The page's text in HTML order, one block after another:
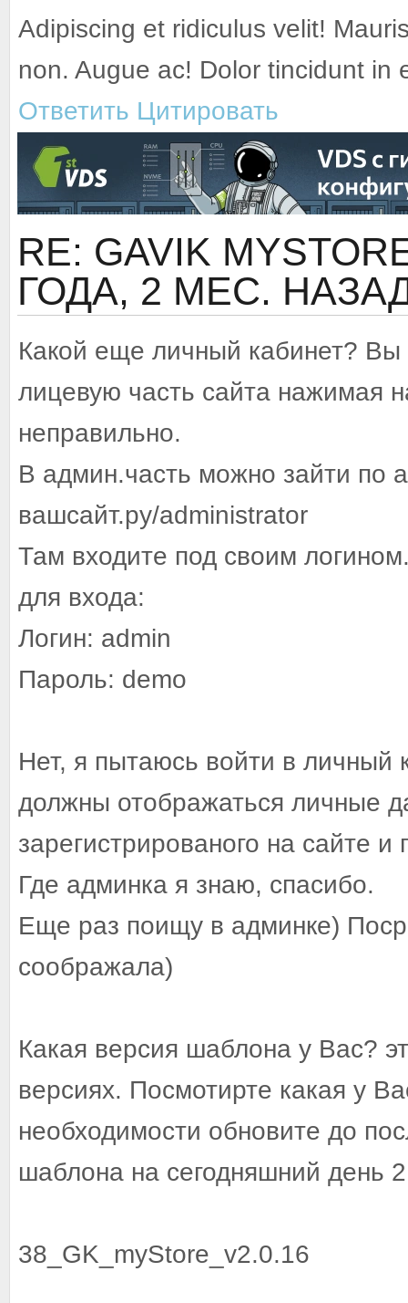
Adipiscing et ridiculus velit!
non. Augue ac! Dolor tincidunt in
Ответить Цитировать
RE: GAVIK
ГОДА, 2 МЕС.
Какой еще личный кабинет? Вы
лицевую часть сайта нажимая
неправильно.
В админ.часть можно зайти по
вашсайт.ру/administrator
Там входите под своим
для входа:
Логин: admin
Пароль: demo
Нет, я пытаюсь войти в личный
должны отображаться личные
зарегистрированого на сайте
Где админка я знаю, спасибо.
Еще раз поищу в админке)
соображала)
Какая версия шаблона у Вас?
версиях. Посмотирте какая у
необходимости обновите до
шаблона на сегодняшний день
38_GK_myStore_v2.0.16